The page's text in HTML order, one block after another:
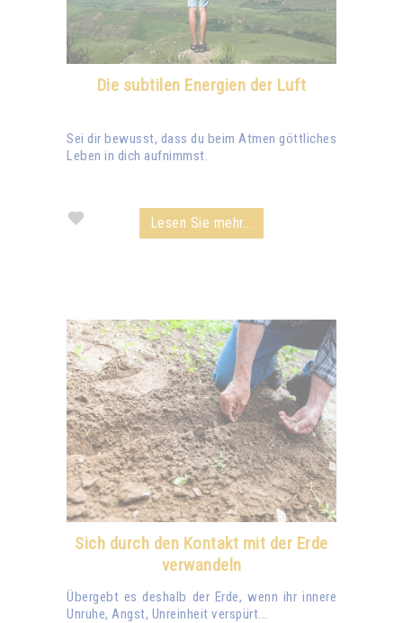
Die subtilen Energien der Luft
Sei dir bewusst, dass du beim Atmen göttliches
Leben in dich aufnimmst.
Lesen Sie mehr...
Sich durch den Kontakt mit der Erde
verwandeln
Übergebt es deshalb der Erde, wenn ihr innere
Unruhe, Angst, Unreinheit verspürt...